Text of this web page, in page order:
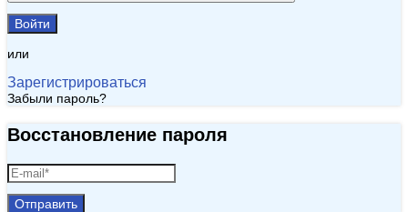
Войти
или
Зарегистрироваться
Забыли пароль?
Восстановление пароля
Отправить